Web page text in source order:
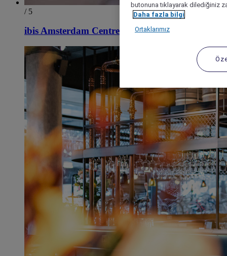
/ 5
ibis Amsterdam Centre Stopera
butonuna tıklayarak dilediğiniz
Daha fazla bilgi
Ortaklarımız